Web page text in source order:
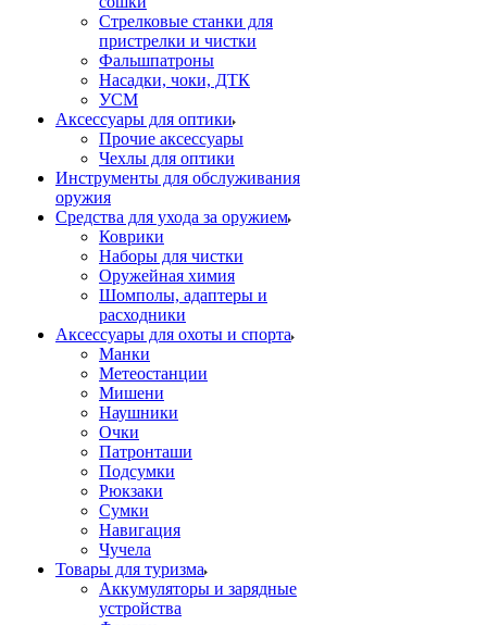
Стрелковые станки для
пристрелки и чистки
Фальшпатроны
Насадки, чоки, ДТК
УСМ
Аксессуары для оптики
Прочие аксессуары
Чехлы для оптики
Инструменты для обслуживания
оружия
Средства для ухода за оружием
Коврики
Наборы для чистки
Оружейная химия
Шомполы, адаптеры и
расходники
Аксессуары для охоты и спорта
Манки
Метеостанции
Мишени
Наушники
Очки
Патронташи
Подсумки
Рюкзаки
Сумки
Навигация
Чучела
Товары для туризма
Аккумуляторы и зарядные
устройства